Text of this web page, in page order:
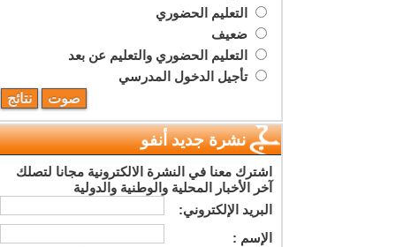
التعليم الحضوري
ضعيف
التعليم الحضوري والتعليم عن بعد
تأجيل الدخول المدرسي
نشرة جديد أنفو
اشترك معنا في النشرة الالكترونية مجانا لتصلك
آخر الأخبار المحلية والوطنية والدولية
البريد اﻹلكتروني:
اﻹسم :